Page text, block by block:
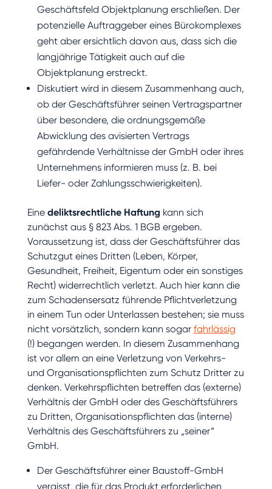
Geschäftsfeld Objektplanung erschließen. Der
potenzielle Auftraggeber eines Bürokomplexes
geht aber ersichtlich davon aus, dass sich die
langjährige Tätigkeit auch auf die
Objektplanung erstreckt.
Diskutiert wird in diesem Zusammenhang auch,
ob der Geschäftsführer seinen Vertragspartner
über besondere, die ordnungsgemäße
Abwicklung des avisierten Vertrags
gefährdende Verhältnisse der GmbH oder ihres
Unternehmens informieren muss (z. B. bei
Liefer- oder Zahlungsschwierigkeiten).
Eine deliktsrechtliche Haftung kann sich
zunächst aus § 823 Abs. 1 BGB ergeben.
Voraussetzung ist, dass der Geschäftsführer das
Schutzgut eines Dritten (Leben, Körper,
Gesundheit, Freiheit, Eigentum oder ein sonstiges
Recht) widerrechtlich verletzt. Auch hier kann die
zum Schadensersatz führende Pflichtverletzung
in einem Tun oder Unterlassen bestehen; sie muss
nicht vorsätzlich, sondern kann sogar fahrlässig
(!) begangen werden. In diesem Zusammenhang
ist vor allem an eine Verletzung von Verkehrs-
und Organisationspflichten zum Schutz Dritter zu
denken. Verkehrspflichten betreffen das (externe)
Verhältnis der GmbH oder des Geschäftsführers
zu Dritten, Organisationspflichten das (interne)
Verhältnis des Geschäftsführers zu „seiner“
GmbH.
Der Geschäftsführer einer Baustoff-GmbH
vergisst, die für das Produkt erforderlichen